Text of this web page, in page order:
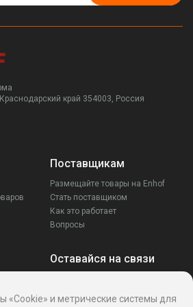
край 354003, Россия
Поставщикам
Размещайте товары на Enhof
Стать поставщиком
Как это работает
Вопросы
Оставайся на связи
«Cookie» и метрические системы для